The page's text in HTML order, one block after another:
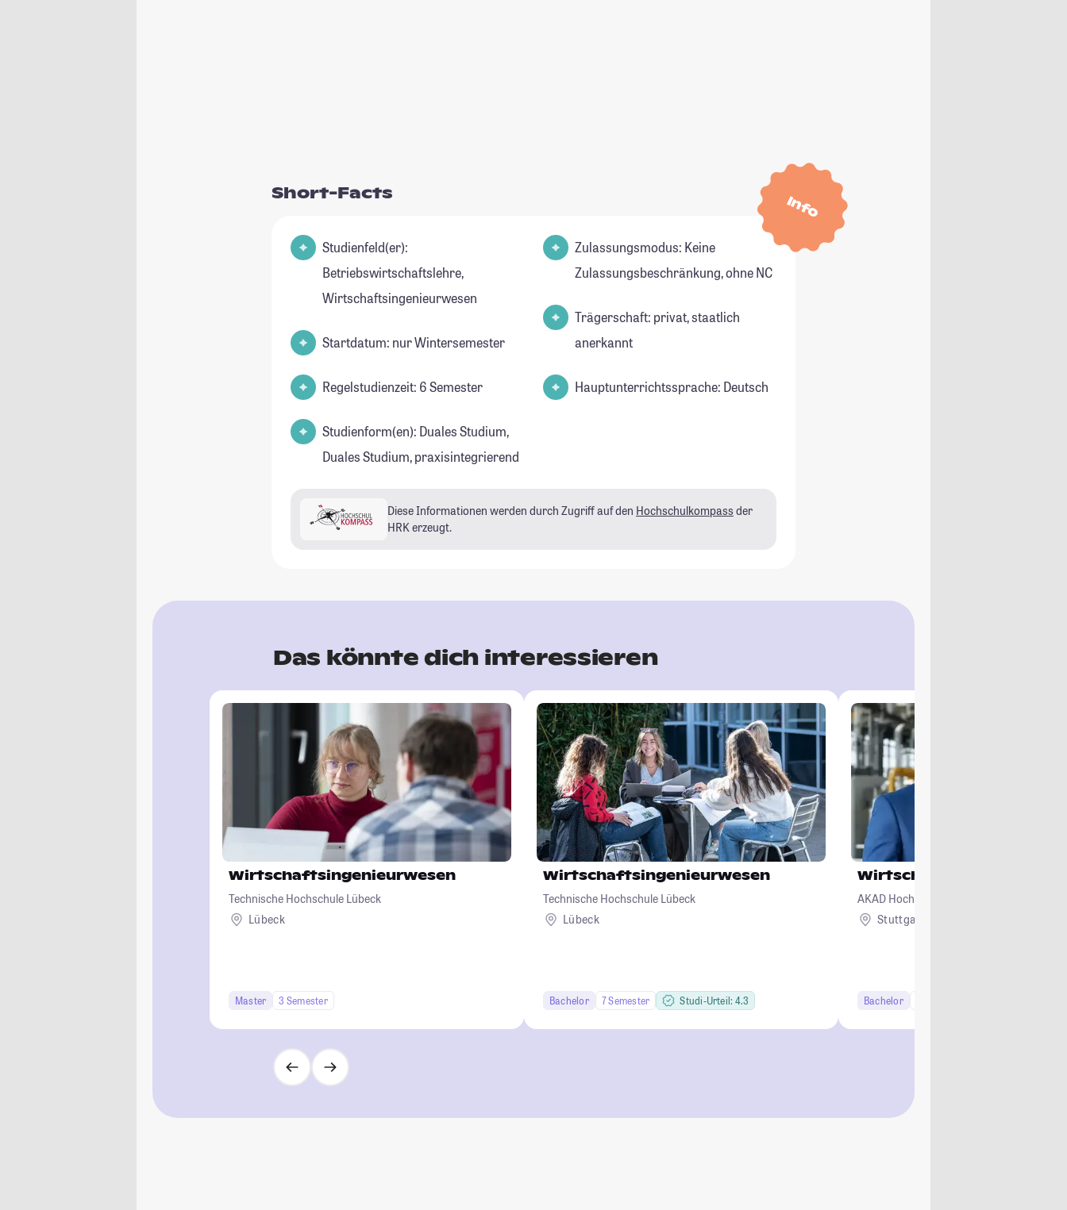
Info
Short-Facts
Studienfeld(er):
Betriebswirtschaftslehre,
Wirtschaftsingenieurwesen
Startdatum: nur Wintersemester
Regelstudienzeit: 6 Semester
Studienform(en): Duales Studium,
Duales Studium, praxisintegrierend
Zulassungsmodus: Keine
Zulassungsbeschränkung, ohne NC
Trägerschaft: privat, staatlich
anerkannt
Hauptunterrichtssprache: Deutsch
Diese Informationen werden durch Zugriff auf den Hochschulkompass der
HRK erzeugt.
Das könnte dich interessieren
Wirtschaftsingenieurwesen
Technische Hochschule Lübeck
Lübeck
Master 3 Semester
Wirtschaftsingenieurwesen
Technische Hochschule Lübeck
Lübeck
Bachelor 7 Semester Studi-Urteil: 4.3
AKAD Hochschule Stuttgart - staatlich
Stuttgart
Bachelor